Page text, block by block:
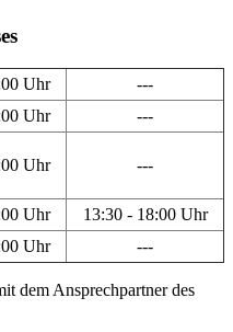
Uhr
---
Uhr ---
Uhr ---
Uhr
13:30 - 18:00 Uhr
Uhr ---
dem Ansprechpartner des